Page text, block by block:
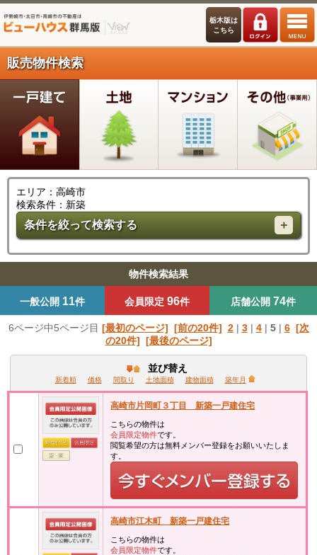
栃木版は
こちら
販売物件検索
エリア：高崎市
検索条件：新築
条件を絞って検索する
物件検索結果
一般公開 11件 会員限定 96件 店舗公開 74件
6ページ中5ページ目 [最初のページ] [前の20件] 2| 3| 4| 5| 6 [次
の20件] [最後のページ]
並び替え
新着順 価格 間取り 土地面積 建物面積 築年月
高崎市片岡町３丁目 新築一戸建住宅
こちらの物件は
会員限定物件です。
閲覧希望の方は無料メンバー登録をお願いいたしま
す。
高崎市江木町 新築一戸建住宅
こちらの物件は
会員限定物件です。